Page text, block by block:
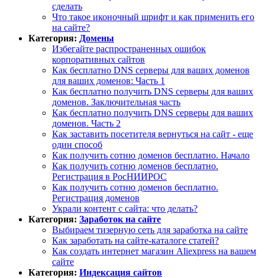
сделать
Что такое иконочный шрифт и как применить его
на сайте?
Категория: Домены
Избегайте распространенных ошибок
корпоративных сайтов
Как бесплатно DNS серверы для ваших доменов
для ваших доменов: Часть 1
Как бесплатно получить DNS серверы для ваших
доменов. Заключительная часть
Как бесплатно получить DNS серверы для ваших
доменов. Часть 2
Как заставить посетителя вернуться на сайт - еще
один способ
Как получить сотню доменов бесплатно. Начало
Как получить сотню доменов бесплатно.
Регистрация в РосНИИРОС
Как получить сотню доменов бесплатно.
Регистрация доменов
Украли контент с сайта: что делать?
Категория: Заработок на сайте
Выбираем тизерную сеть для заработка на сайте
Как заработать на сайте-каталоге статей?
Как создать интернет магазин Aliexpress на вашем
сайте
Категория: Индексация сайтов